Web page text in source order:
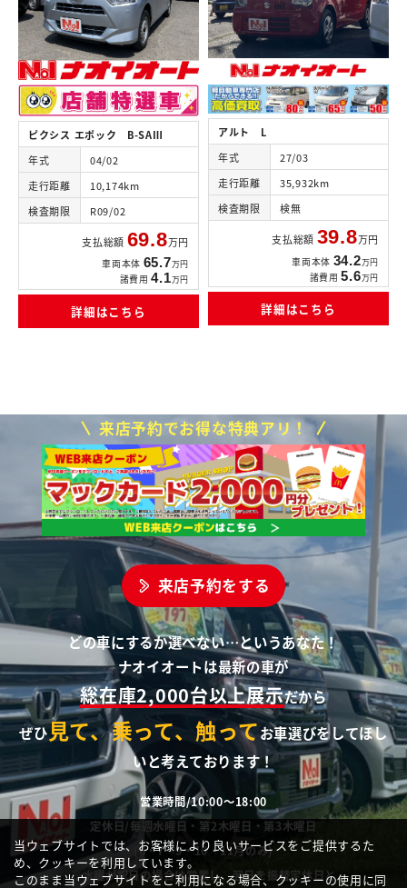
ピクシス エポック B-SAⅢ
年式
04/02
走行距離
10,174km
検査期限
R09/02
支払総額 69.8万円
車両本体 65.7万円
諸費用 4.1万円
詳細はこちら
アルト L
年式
27/03
走行距離
35,932km
検査期限
検無
支払総額 39.8万円
車両本体 34.2万円
諸費用 5.6万円
詳細はこちら
来店予約でお得な特典アリ！
来店予約をする
どの車にするか選べない…というあなた！
ナオイオートは最新の車が
総在庫2,000台以上展示だから
ぜひ見て、乗って、触ってお車選びをしてほし
いと考えております！
営業時間/10:00～18:00
定休日/毎週水曜日・第2木曜日・第3木曜日
(6・7・9・10・11月のみ)
※水曜が祝日の場合は営業し、翌日を振替定休日と
当ウェブサイトでは、お客様により良いサービスをご提供するた
め、クッキーを利用しています。
このまま当ウェブサイトをご利用になる場合、クッキーの使用に同